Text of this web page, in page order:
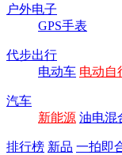
户外电子
GPS手表
代步出行
电动车 电动自
汽车
新能源 油电混
排行榜 新品 一拍即